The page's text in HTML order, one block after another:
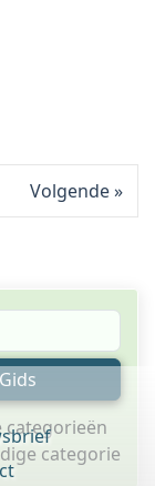
Volgende
categorieën
categorie